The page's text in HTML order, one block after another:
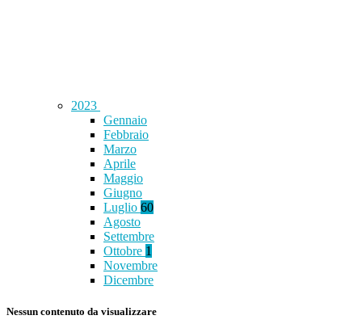
2023
Gennaio
Febbraio
Marzo
Aprile
Maggio
Giugno
Luglio 60
Agosto
Settembre
Ottobre 1
Novembre
Dicembre
Nessun contenuto da visualizzare